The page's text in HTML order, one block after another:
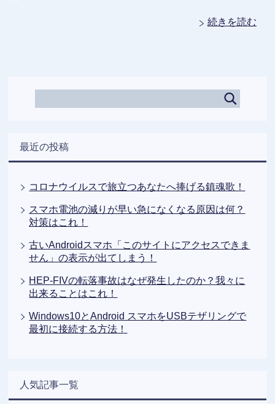
続きを読む
最近の投稿
コロナウイルスで旅立つあなたへ捧げる鎮魂歌！
スマホ電池の減りが早い急になくなる原因は何？
対策はこれ！
古いAndroidスマホ「このサイトにアクセスできま
せん」の表示が出てしまう！
HEP-FIVの転落事故はなぜ発生したのか？我々に
出来ることはこれ！
Windows10とAndroid スマホをUSBテザリングで
最初に接続する方法！
人気記事一覧